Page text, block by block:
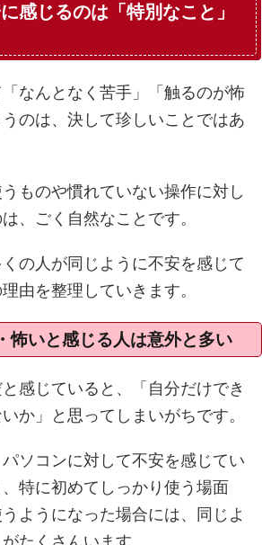
感じるのは「特別なこと」
なんとなく苦手」「触るのが怖
のは、決して珍しいことではあ
ものや慣れていない操作に対し
、ごく自然なことです。
の人が同じように不安を感じて
由を整理していきます。
怖いと感じる人は意外と多い
感じていると、「自分だけでき
か」と思ってしまいがちです。
ソコンに対して不安を感じてい
特に初めてしっかり使う場面
ようになった場合には、同じよ
たくさんいます。